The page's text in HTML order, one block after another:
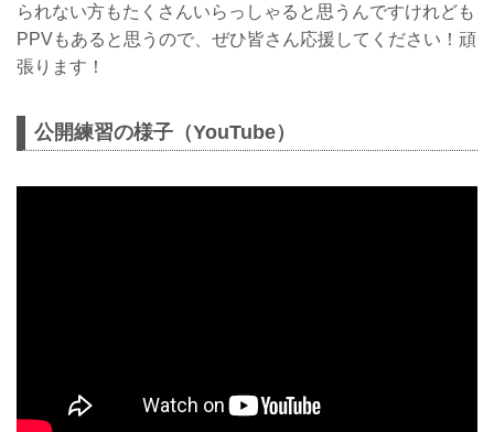
られない方もたくさんいらっしゃると思うんですけれども
PPVもあると思うので、ぜひ皆さん応援してください！頑
張ります！
公開練習の様子（YouTube）